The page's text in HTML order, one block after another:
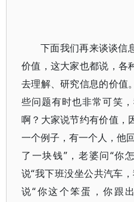
下面我们再来谈谈信
价值，这大家也都说，各
去理解、研究信息的价值
些问题有时也非常可笑
啊？大家说节约有价值，
一个例子，有一个人，他
了一块钱”，老婆问“你
说“我下班没坐公共汽车
说“你这个笨蛋，你跟